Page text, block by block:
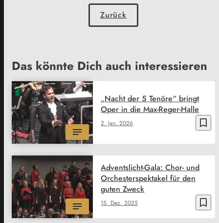
Zurück
Das könnte Dich auch interessieren
bookmark_border
2. Jan. 2026
„Nacht der 5 Tenöre“ bringt
Oper in die Max-Reger-Halle
bookmark_border
15. Dez. 2025
Adventslicht-Gala: Chor- und
Orchesterspektakel für den
guten Zweck